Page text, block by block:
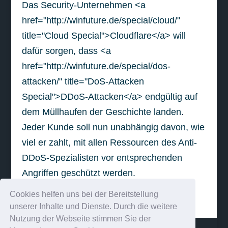
Cookies helfen uns bei der Bereitstellung
unserer Inhalte und Dienste. Durch die weitere
Nutzung der Webseite stimmen Sie der
Das Security-Unternehmen <a
href="http://winfuture.de/special/cloud/"
title="Cloud Special">Cloudflare</a> will
dafür sorgen, dass <a
href="http://winfuture.de/special/dos-
attacken/" title="DoS-Attacken
Special">DDoS-Attacken</a> endgültig auf
dem Müllhaufen der Geschichte landen.
Jeder Kunde soll nun unabhängig davon, wie
viel er zahlt, mit allen Ressourcen des Anti-
DDoS-Spezialisten vor entsprechenden
Angriffen geschützt werden.
weiterlesen